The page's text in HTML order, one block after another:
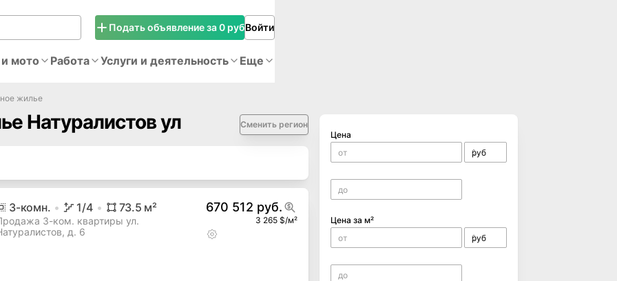
Подать объявление за 0 рубВойти
мото Работа Услуги и деятельность Еще
жилье
Натуралистов ул Сменить регион
3-комн. 1/4 73.5 м²
3-ком. квартиры ул.
д. 6
670 512 руб.
3 265 $/м²
Цена
Цена за м²